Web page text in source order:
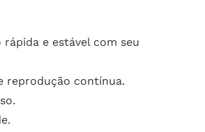
e estável com seu
reprodução contínua.